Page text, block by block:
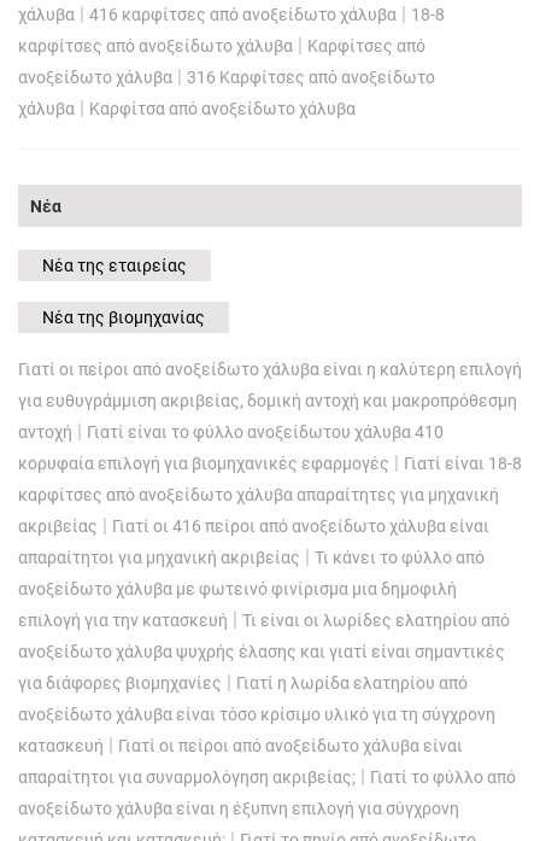
χάλυβα | 416 καρφίτσες από ανοξείδωτο χάλυβα | 18-8
καρφίτσες από ανοξείδωτο χάλυβα | Καρφίτσες από
ανοξείδωτο χάλυβα | 316 Καρφίτσες από ανοξείδωτο
χάλυβα | Καρφίτσα από ανοξείδωτο χάλυβα
Νέα
Νέα της εταιρείας
Νέα της βιομηχανίας
Γιατί οι πείροι από ανοξείδωτο χάλυβα είναι η καλύτερη επιλογή
για ευθυγράμμιση ακριβείας, δομική αντοχή και μακροπρόθεσμη
αντοχή | Γιατί είναι το φύλλο ανοξείδωτου χάλυβα 410
κορυφαία επιλογή για βιομηχανικές εφαρμογές | Γιατί είναι 18-8
καρφίτσες από ανοξείδωτο χάλυβα απαραίτητες για μηχανική
ακριβείας | Γιατί οι 416 πείροι από ανοξείδωτο χάλυβα είναι
απαραίτητοι για μηχανική ακριβείας | Τι κάνει το φύλλο από
ανοξείδωτο χάλυβα με φωτεινό φινίρισμα μια δημοφιλή
επιλογή για την κατασκευή | Τι είναι οι λωρίδες ελατηρίου από
ανοξείδωτο χάλυβα ψυχρής έλασης και γιατί είναι σημαντικές
για διάφορες βιομηχανίες | Γιατί η λωρίδα ελατηρίου από
ανοξείδωτο χάλυβα είναι τόσο κρίσιμο υλικό για τη σύγχρονη
κατασκευή | Γιατί οι πείροι από ανοξείδωτο χάλυβα είναι
απαραίτητοι για συναρμολόγηση ακριβείας; | Γιατί το φύλλο από
ανοξείδωτο χάλυβα είναι η έξυπνη επιλογή για σύγχρονη